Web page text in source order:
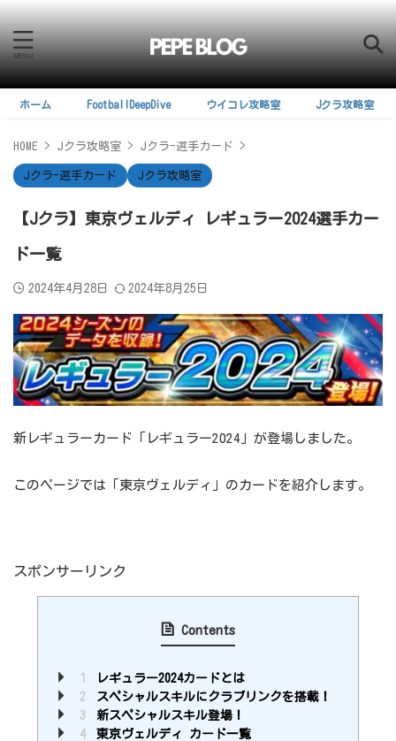
ホーム FootballDeepDive ウイコレ攻略室 Jクラ攻略室
HOME > Jクラ攻略室 > Jクラ-選手カード >
Jクラ-選手カード Jクラ攻略室
【Jクラ】東京ヴェルディ レギュラー2024選手カー
ド一覧
2024年4月28日 2024年8月25日
新レギュラーカード「レギュラー2024」が登場しました。
このページでは「東京ヴェルディ」のカードを紹介します。
スポンサーリンク
Contents
1
レギュラー2024カードとは
2
スペシャルスキルにクラブリンクを搭載！
3
新スペシャルスキル登場！
4
東京ヴェルディ カード一覧